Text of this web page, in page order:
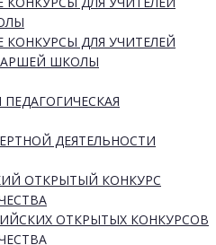
КОНКУРСЫ ДЛЯ УЧИТЕЛЕЙ
ШКОЛЫ
ДЕЯТЕЛЬНОСТИ
ОТКРЫТЫЙ КОНКУРС
ОТКРЫТЫХ КОНКУРСОВ